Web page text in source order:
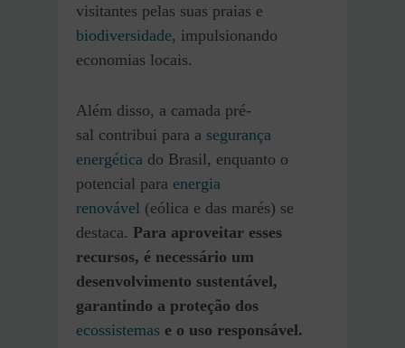
visitantes pelas suas praias e
biodiversidade, impulsionando
economias locais.
Além disso, a camada pré-
sal contribui para a segurança
energética do Brasil, enquanto o
potencial para energia
renovável (eólica e das marés) se
destaca. Para aproveitar esses
recursos, é necessário um
desenvolvimento sustentável,
garantindo a proteção dos
ecossistemas e o uso responsável.